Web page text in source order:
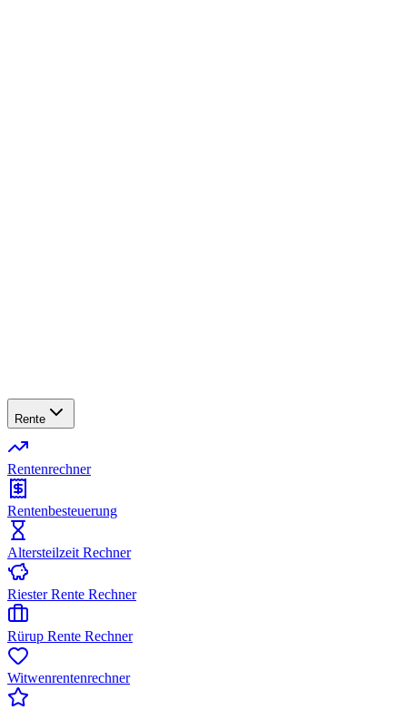
Rente
Rentenrechner
Rentenbesteuerung
Altersteilzeit Rechner
Riester Rente Rechner
Rürup Rente Rechner
Witwenrentenrechner